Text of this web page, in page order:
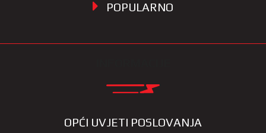
POPULARNO
OPĆI UVJETI POSLOVANJA